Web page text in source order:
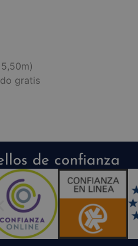
gratis
de confianza